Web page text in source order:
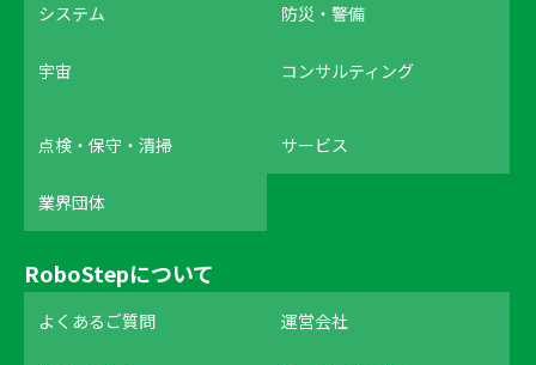
システム 防災・警備
宇宙 コンサルティング
点検・保守・清掃 サービス
業界団体
RoboStepについて
よくあるご質問 運営会社